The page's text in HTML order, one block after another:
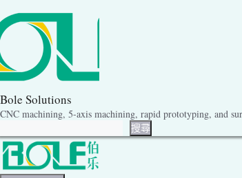
至
內
Bole Solutions
CNC machining, 5-axis machining, rapid prototyping, and
搜尋